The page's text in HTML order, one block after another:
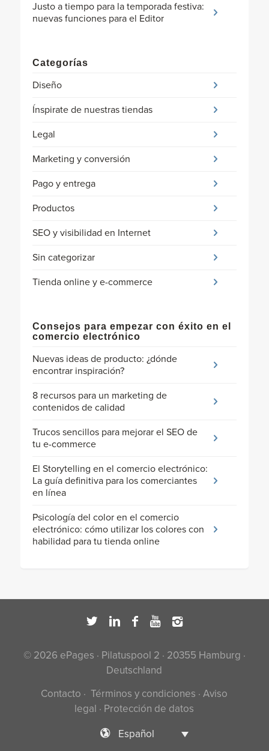
Justo a tiempo para la temporada festiva:
nuevas funciones para el Editor
Categorías
Diseño
Ínspirate de nuestras tiendas
Legal
Marketing y conversión
Pago y entrega
Productos
SEO y visibilidad en Internet
Sin categorizar
Tienda online y e-commerce
Consejos para empezar con éxito en el
comercio electrónico
Nuevas ideas de producto: ¿dónde
encontrar inspiración?
8 recursos para un marketing de
contenidos de calidad
Trucos sencillos para mejorar el SEO de
tu e-commerce
El Storytelling en el comercio electrónico:
La guía definitiva para los comerciantes
en línea
Psicología del color en el comercio
electrónico: cómo utilizar los colores con
habilidad para tu tienda online
© 2026 ePages · Pilatuspool 2 · 20355 Hamburg ·
Deutschland
Contacto · Términos y condiciones ·Aviso
legal · Protección de datos
Español